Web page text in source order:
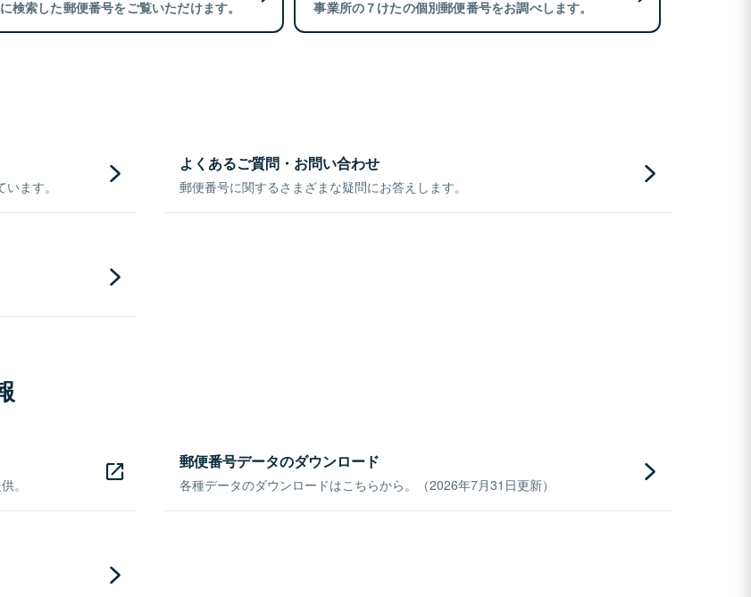
検索した郵便番号をご覧いただけます。 事業所の７けたの個別郵便番号をお調べします。
ます。
よくあるご質問・お問い合わせ
郵便番号に関するさまざまな疑問にお答えします。
。
郵便番号データのダウンロード
各種データのダウンロードはこちらから。（2026年7月31日更新）